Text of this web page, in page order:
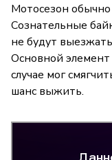
Мотосезон обычно
Сознательные
не будут
Основной
случае мог
шанс выжить.